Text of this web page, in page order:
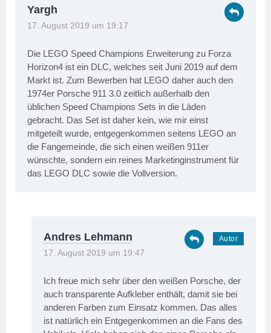
Yargh
17. August 2019 um 19:17
Die LEGO Speed Champions Erweiterung zu Forza
Horizon4 ist ein DLC, welches seit Juni 2019 auf dem
Markt ist. Zum Bewerben hat LEGO daher auch den
1974er Porsche 911 3.0 zeitlich außerhalb den
üblichen Speed Champions Sets in die Läden
gebracht. Das Set ist daher kein, wie mir einst
mitgeteilt wurde, entgegenkommen seitens LEGO an
die Fangemeinde, die sich einen weißen 911er
wünschte, sondern ein reines Marketinginstrument für
das LEGO DLC sowie die Vollversion.
Andres Lehmann
17. August 2019 um 19:47
Ich freue mich sehr über den weißen Porsche, der
auch transparente Aufkleber enthält, damit sie bei
anderen Farben zum Einsatz kommen. Das alles
ist natürlich ein Entgegenkommen an die Fans des